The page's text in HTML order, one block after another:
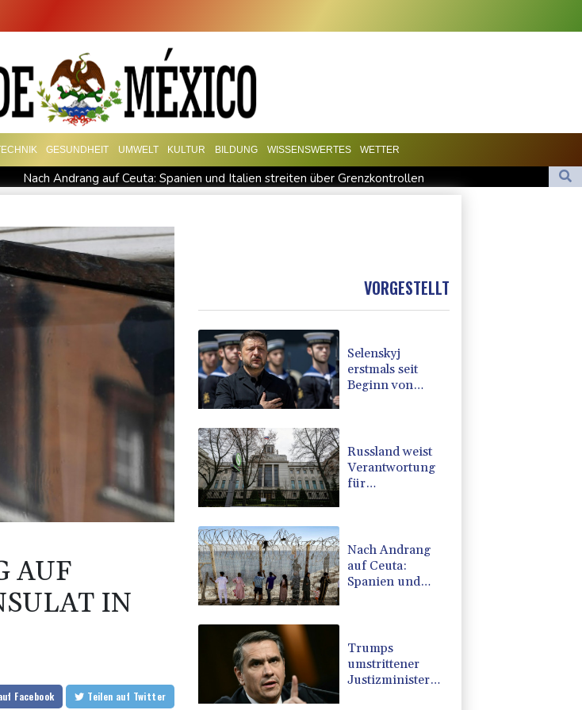
GESUNDHEIT UMWELT KULTUR BILDUNG WISSENSWERTES WETTER
Nach Andrang auf Ceuta: Spanien und Italien streiten über Grenzkontrollen
Kretschmann lobt Amtsführung von Merz
Polizei entdeckt Cannabisplantage mit mehr als 900 Pflanzen in Kerpen - Festnahme
AUF
IN
Facebook Teilen auf Twitter
VORGESTELLT
Selenskyj
erstmals seit
Beginn von
Russland weist
Verantwortung
für
Nach Andrang
auf Ceuta:
Spanien und
Trumps
umstrittener
Justizminister